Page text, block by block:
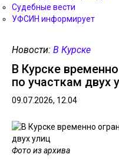
Судебные вести
УФСИН информирует
Новости: В Курске
В Курске
по участкам двух
09.07.2026, 12.04
Фото из архива